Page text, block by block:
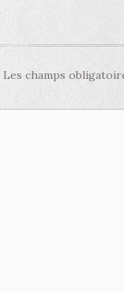
Les champs